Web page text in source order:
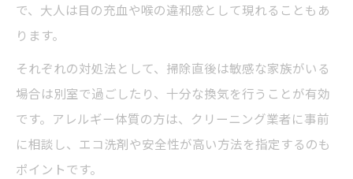
で、大人は目の充血や喉の違和感として現れることもあ
ります。
それぞれの対処法として、掃除直後は敏感な家族がいる
場合は別室で過ごしたり、十分な換気を行うことが有効
です。アレルギー体質の方は、クリーニング業者に事前
に相談し、エコ洗剤や安全性が高い方法を指定するのも
ポイントです。